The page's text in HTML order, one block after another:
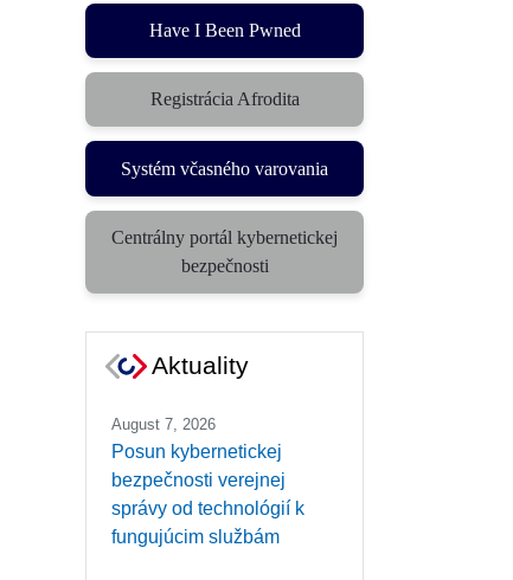
Have I Been Pwned
Registrácia Afrodita
Systém včasného varovania
(otvorí sa v novom okne)
Centrálny portál kybernetickej
bezpečnosti(otvorí sa v novom okne)
Aktuality
August 7, 2026
Posun kybernetickej
bezpečnosti verejnej
správy od technológií k
fungujúcim službám